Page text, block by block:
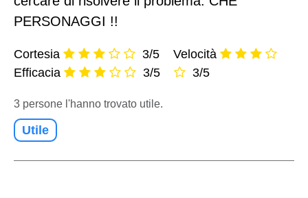
PERSONAGGI !!
Cortesia
3/5
Efficacia
3/5
Velocità
3/5
3 persone l'hanno trovato utile.
Utile